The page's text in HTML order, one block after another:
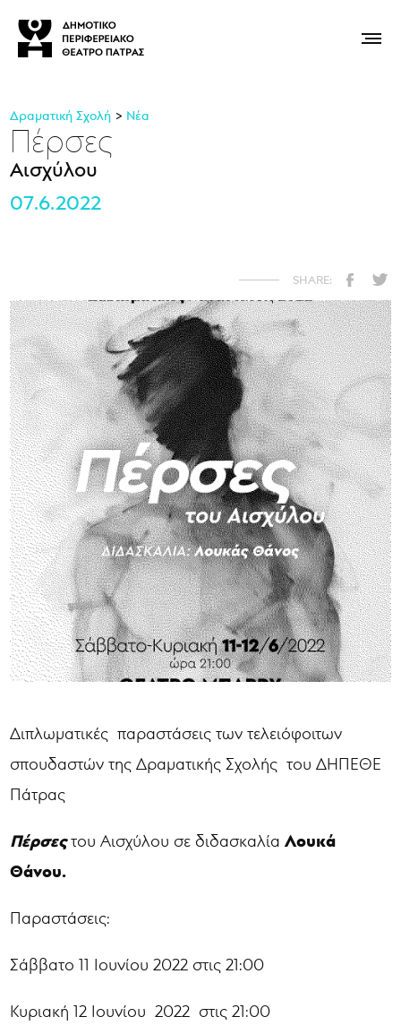
Δραματική Σχολή Νέα
Πέρσες
Αισχύλου
07.6.2022
Διπλωματικές παραστάσεις των τελειόφοιτων
σπουδαστών της Δραματικής Σχολής του ΔΗΠΕΘΕ
Πάτρας
Πέρσεςτου Αισχύλου σε διδασκαλίαΛουκά
Θάνου.
Παραστάσεις:
Σάββατο 11 Ιουνίου 2022 στις 21:00
Κυριακή 12 Ιουνίου 2022 στις 21:00